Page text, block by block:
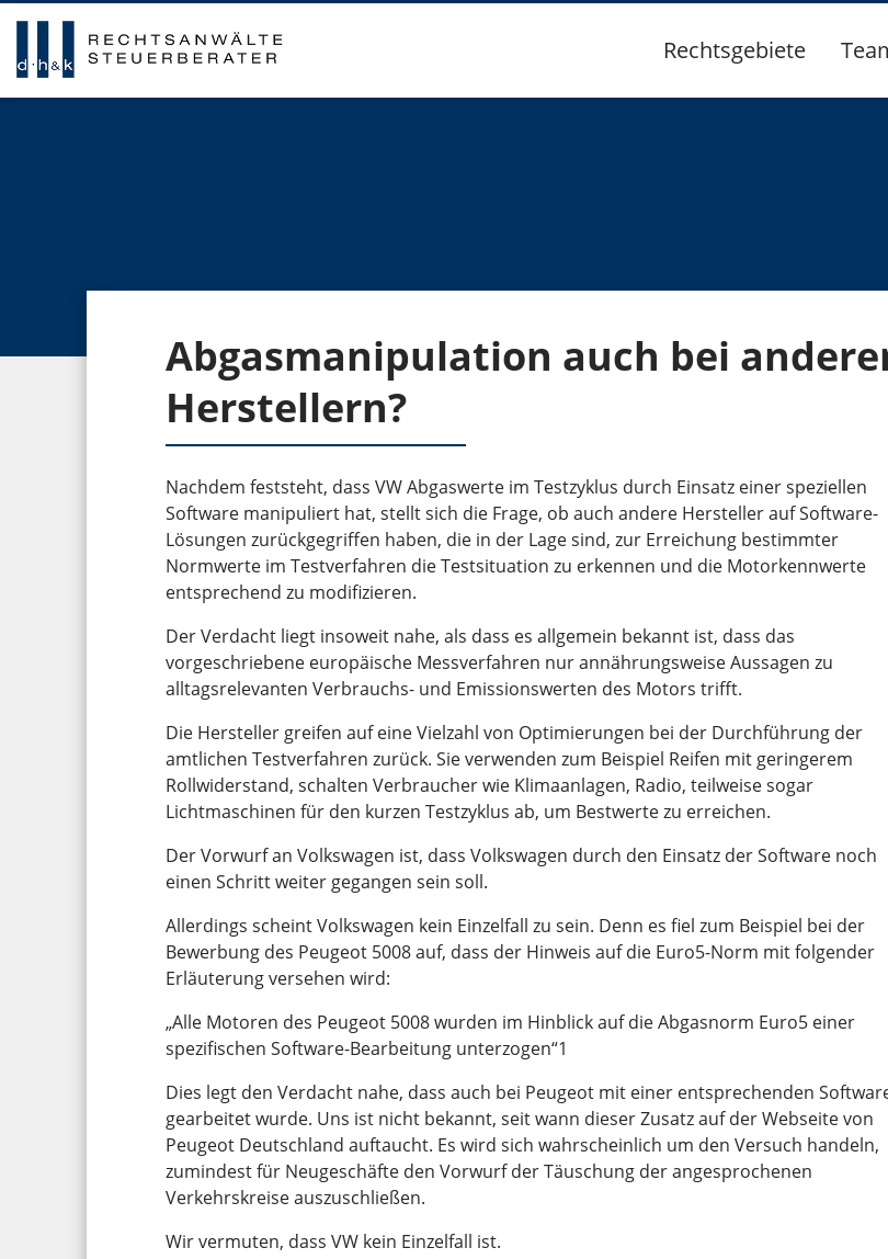
Rechtsgebiete
Abgasmanipulation auch bei
Herstellern?
Nachdem feststeht, dass VW Abgaswerte im Testzyklus durch Einsatz einer speziellen
Software manipuliert hat, stellt sich die Frage, ob auch andere Hersteller auf Software-
Lösungen zurückgegriffen haben, die in der Lage sind, zur Erreichung bestimmter
Normwerte im Testverfahren die Testsituation zu erkennen und die Motorkennwerte
entsprechend zu modifizieren.
Der Verdacht liegt insoweit nahe, als dass es allgemein bekannt ist, dass das
vorgeschriebene europäische Messverfahren nur annährungsweise Aussagen zu
alltagsrelevanten Verbrauchs- und Emissionswerten des Motors trifft.
Die Hersteller greifen auf eine Vielzahl von Optimierungen bei der Durchführung der
amtlichen Testverfahren zurück. Sie verwenden zum Beispiel Reifen mit geringerem
Rollwiderstand, schalten Verbraucher wie Klimaanlagen, Radio, teilweise sogar
Lichtmaschinen für den kurzen Testzyklus ab, um Bestwerte zu erreichen.
Der Vorwurf an Volkswagen ist, dass Volkswagen durch den Einsatz der Software noch
einen Schritt weiter gegangen sein soll.
Allerdings scheint Volkswagen kein Einzelfall zu sein. Denn es fiel zum Beispiel bei der
Bewerbung des Peugeot 5008 auf, dass der Hinweis auf die Euro5-Norm mit folgender
Erläuterung versehen wird:
„Alle Motoren des Peugeot 5008 wurden im Hinblick auf die Abgasnorm Euro5 einer
spezifischen Software-Bearbeitung unterzogen“1
Dies legt den Verdacht nahe, dass auch bei Peugeot mit einer entsprechenden
gearbeitet wurde. Uns ist nicht bekannt, seit wann dieser Zusatz auf der Webseite von
Peugeot Deutschland auftaucht. Es wird sich wahrscheinlich um den Versuch handeln,
zumindest für Neugeschäfte den Vorwurf der Täuschung der angesprochenen
Verkehrskreise auszuschließen.
Wir vermuten, dass VW kein Einzelfall ist.